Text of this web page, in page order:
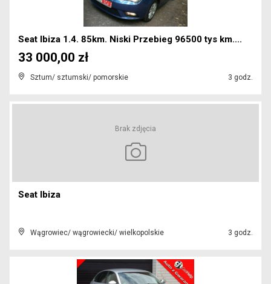
Seat Ibiza 1.4. 85km. Niski Przebieg 96500 tys km....
Sztum/ sztumski/ pomorskie 3 godz.
33 000,00 zł
Brak zdjęcia
Seat Ibiza
Wągrowiec/ wągrowiecki/ wielkopolskie 3 godz.